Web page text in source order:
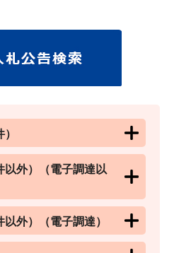
以外）（電子調達以
外）（電子調達）